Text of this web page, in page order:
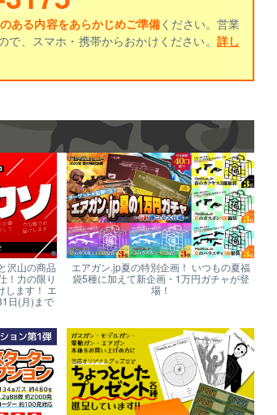
ある内容をあらかじめご準備ください。営業
、スマホ・携帯からおかけください。 詳し
沢山の商品
！力の限り
します！ エ
日(月)まで
エアガン.jp夏の特別企画！ いつもの夏福
袋5種に加えて新企画・1万円ガチャが登
場！